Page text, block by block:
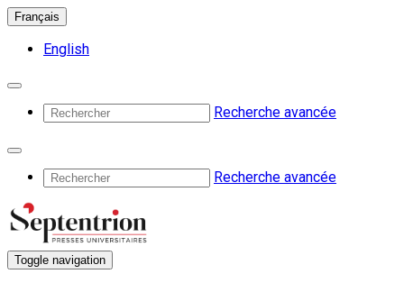
Français
English
Recherche avancée
Recherche avancée
Toggle navigation